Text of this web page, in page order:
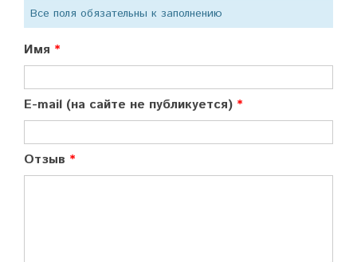
Все поля обязательны к заполнению
Имя
E-mail (на сайте не публикуется)
Отзыв